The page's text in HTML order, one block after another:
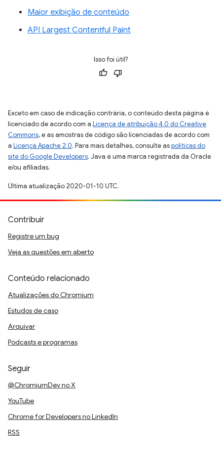
Maior exibição de conteúdo
API Largest Contentful Paint
Isso foi útil?
Exceto em caso de indicação contrária, o conteúdo desta página é
licenciado de acordo com a Licença de atribuição 4.0 do Creative
Commons, e as amostras de código são licenciadas de acordo com
a Licença Apache 2.0. Para mais detalhes, consulte aspolíticas do
site do Google Developers. Java é uma marca registrada da Oracle
e/ou afiliadas.
Última atualização 2020-01-10 UTC.
Contribuir
Registre um bug
Veja as questões em aberto
Conteúdo relacionado
Atualizações do Chromium
Estudos de caso
Arquivar
Podcasts e programas
Seguir
@ChromiumDev no X
YouTube
Chrome for Developers no LinkedIn
RSS